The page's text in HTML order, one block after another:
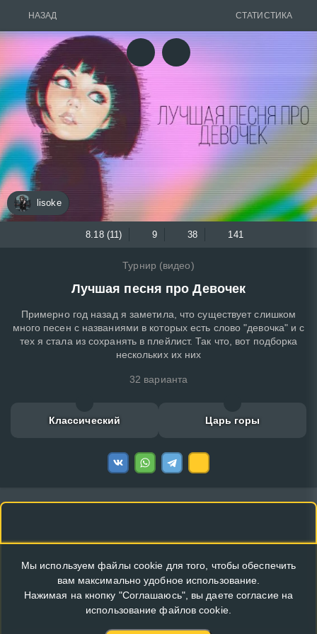
НАЗАД СТАТИСТИКА
lisoke
8.18 (11) 9 38 141
Турнир (видео)
Лучшая песня про Девочек
Примерно год назад я заметила, что существует слишком
много песен с названиями в которых есть слово "девочка" и с
тех я стала из сохранять в плейлист. Так что, вот подборка
нескольких их них
32 варианта
Классический Царь горы
Мы используем файлы cookie для того, чтобы обеспечить
вам максимально удобное использование.
Нажимая на кнопку "Соглашаюсь", вы даете согласие на
использование файлов cookie.